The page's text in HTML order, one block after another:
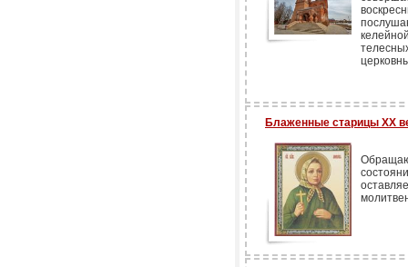
Блаженные старицы ХХ